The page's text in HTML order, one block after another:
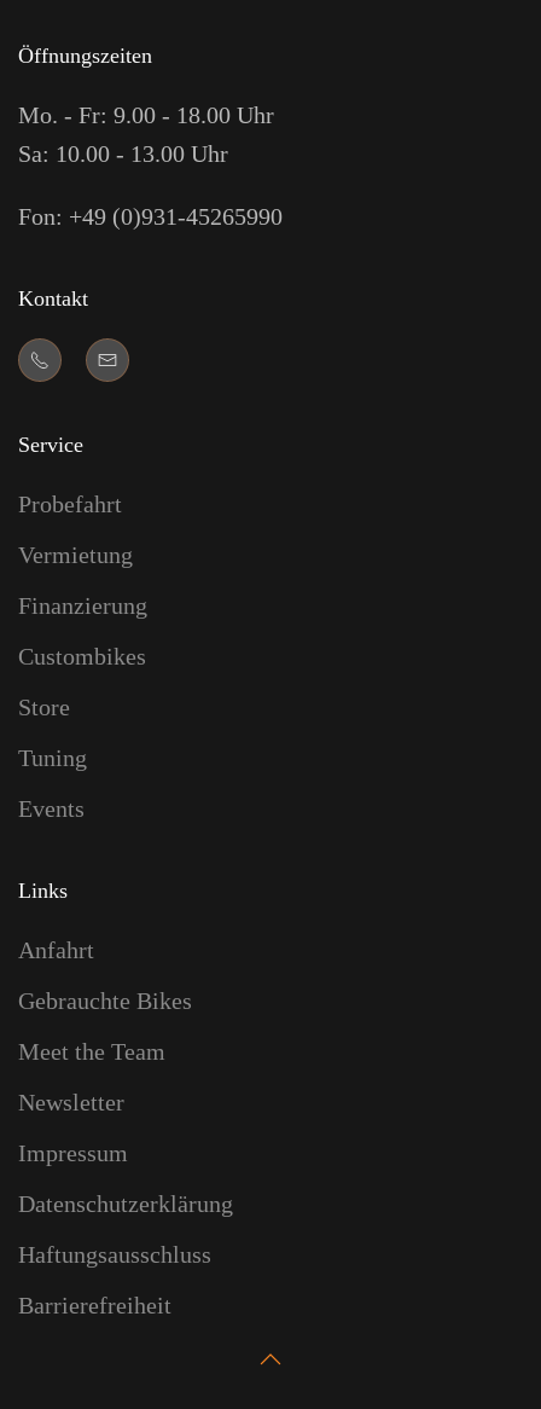
Öffnungszeiten
Mo. - Fr: 9.00 - 18.00 Uhr
Sa: 10.00 - 13.00 Uhr
Fon: +49 (0)931-45265990
Kontakt
Service
Probefahrt
Vermietung
Finanzierung
Custombikes
Store
Tuning
Events
Links
Anfahrt
Gebrauchte Bikes
Meet the Team
Newsletter
Impressum
Datenschutzerklärung
Haftungsausschluss
Barrierefreiheit